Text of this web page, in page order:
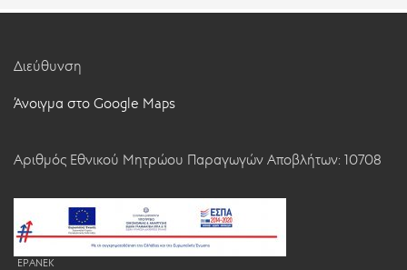
Διεύθυνση
Άνοιγμα στο Google Maps
Αριθμός Εθνικού Μητρώου Παραγωγών Αποβλήτων: 10708
EPANEK